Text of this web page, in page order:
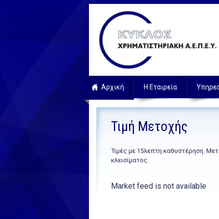
Αρχική Η Εταιρεία
Τιμή Μετοχής
Τιμές με 15λεπτη καθυστέρηση.
κλεισίματος.
Market feed is not available